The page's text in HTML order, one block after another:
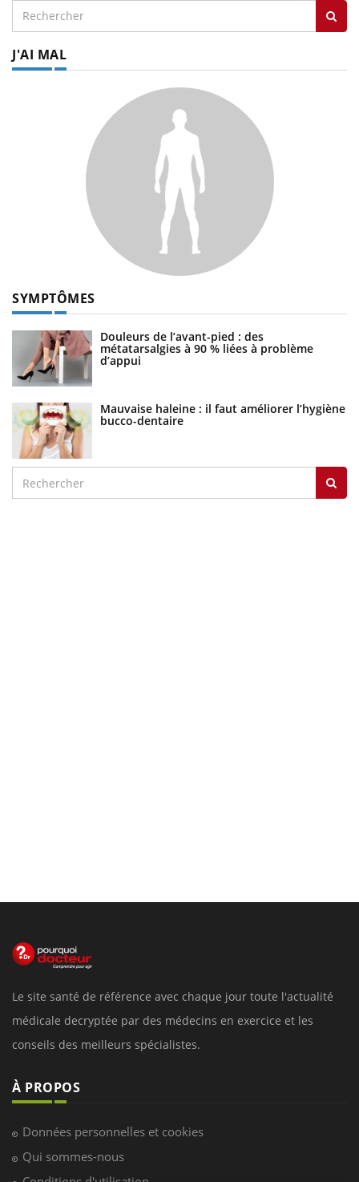
J'AI MAL
SYMPTÔMES
Douleurs de l’avant-pied : des
métatarsalgies à 90 % liées à problème
d’appui
Mauvaise haleine : il faut améliorer l’hygiène
bucco-dentaire
Le site santé de référence avec chaque jour toute l'actualité
médicale decryptée par des médecins en exercice et les
conseils des meilleurs spécialistes.
À PROPOS
Données personnelles et cookies
Qui sommes-nous